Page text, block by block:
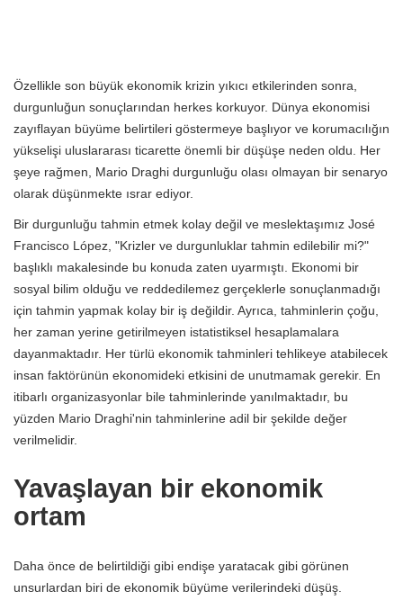
Özellikle son büyük ekonomik krizin yıkıcı etkilerinden sonra,
durgunluğun sonuçlarından herkes korkuyor. Dünya ekonomisi
zayıflayan büyüme belirtileri göstermeye başlıyor ve korumacılığın
yükselişi uluslararası ticarette önemli bir düşüşe neden oldu. Her
şeye rağmen, Mario Draghi durgunluğu olası olmayan bir senaryo
olarak düşünmekte ısrar ediyor.
Bir durgunluğu tahmin etmek kolay değil ve meslektaşımız José
Francisco López, "Krizler ve durgunluklar tahmin edilebilir mi?"
başlıklı makalesinde bu konuda zaten uyarmıştı. Ekonomi bir
sosyal bilim olduğu ve reddedilemez gerçeklerle sonuçlanmadığı
için tahmin yapmak kolay bir iş değildir. Ayrıca, tahminlerin çoğu,
her zaman yerine getirilmeyen istatistiksel hesaplamalara
dayanmaktadır. Her türlü ekonomik tahminleri tehlikeye atabilecek
insan faktörünün ekonomideki etkisini de unutmamak gerekir. En
itibarlı organizasyonlar bile tahminlerinde yanılmaktadır, bu
yüzden Mario Draghi'nin tahminlerine adil bir şekilde değer
verilmelidir.
Yavaşlayan bir ekonomik
ortam
Daha önce de belirtildiği gibi endişe yaratacak gibi görünen
unsurlardan biri de ekonomik büyüme verilerindeki düşüş.